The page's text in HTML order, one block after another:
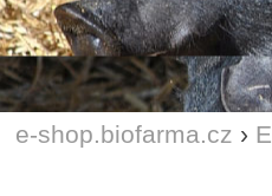
e-shop.biofarma.cz ›